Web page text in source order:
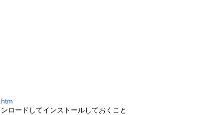
ロードしてインストールしておくこと